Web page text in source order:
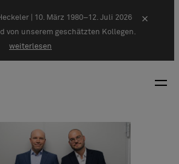
| 10. März 1980–12. Juli 2026
von unserem geschätzten Kollegen.
weiterlesen
×